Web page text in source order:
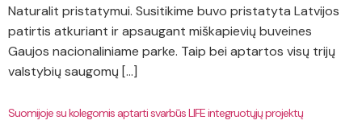
Naturalit pristatymui. Susitikime buvo pristatyta Latvijos
patirtis atkuriant ir apsaugant miškapievių buveines
Gaujos nacionaliniame parke. Taip bei aptartos visų trijų
valstybių saugomų […]
Suomijoje su kolegomis aptarti svarbūs LIFE integruotųjų projektų